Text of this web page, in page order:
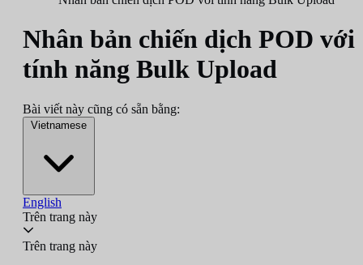
Nhân bản chiến dịch POD với
tính năng Bulk Upload
Bài viết này cũng có sẵn bằng:
Vietnamese
English
Trên trang này
Trên trang này